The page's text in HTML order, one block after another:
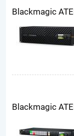
Blackmagic
Blackmagic